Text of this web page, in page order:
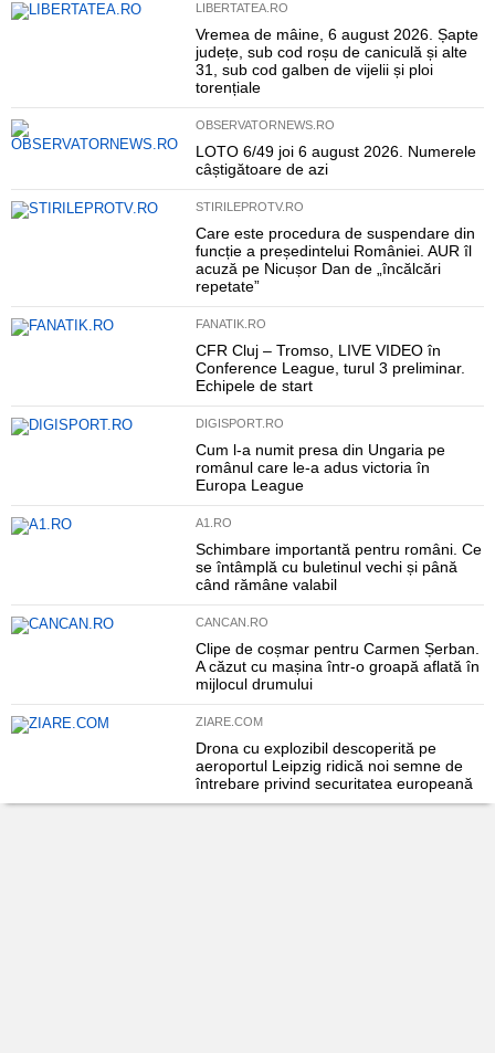
LIBERTATEA.RO
Vremea de mâine, 6 august 2026. Șapte
județe, sub cod roșu de caniculă și alte
31, sub cod galben de vijelii și ploi
torențiale
OBSERVATORNEWS.RO
LOTO 6/49 joi 6 august 2026. Numerele
câștigătoare de azi
STIRILEPROTV.RO
Care este procedura de suspendare din
funcție a președintelui României. AUR îl
acuză pe Nicușor Dan de „încălcări
repetate”
FANATIK.RO
CFR Cluj – Tromso, LIVE VIDEO în
Conference League, turul 3 preliminar.
Echipele de start
DIGISPORT.RO
Cum l-a numit presa din Ungaria pe
românul care le-a adus victoria în
Europa League
A1.RO
Schimbare importantă pentru români. Ce
se întâmplă cu buletinul vechi și până
când rămâne valabil
CANCAN.RO
Clipe de coșmar pentru Carmen Șerban.
A căzut cu mașina într-o groapă aflată în
mijlocul drumului
ZIARE.COM
Drona cu explozibil descoperită pe
aeroportul Leipzig ridică noi semne de
întrebare privind securitatea europeană